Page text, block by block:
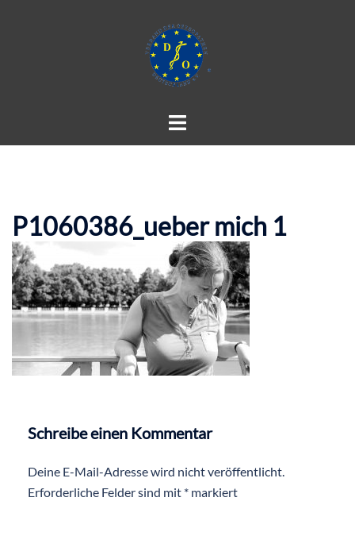
Menü
P1060386_ueber mich 1
Schreibe einen Kommentar
Deine E-Mail-Adresse wird nicht veröffentlicht.
Erforderliche Felder sind mit * markiert